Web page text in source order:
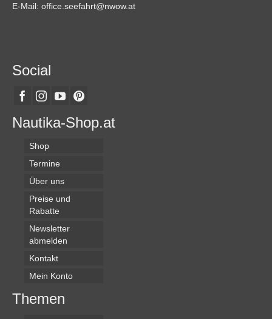
E-Mail: office.seefahrt@nwow.at
Social
Nautika-Shop.at
Shop
Termine
Über uns
Preise und
Rabatte
Newsletter
abmelden
Kontakt
Mein Konto
Themen